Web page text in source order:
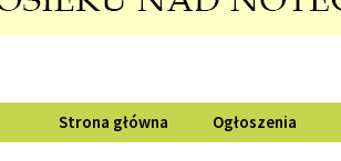
Strona główna Ogłoszenia